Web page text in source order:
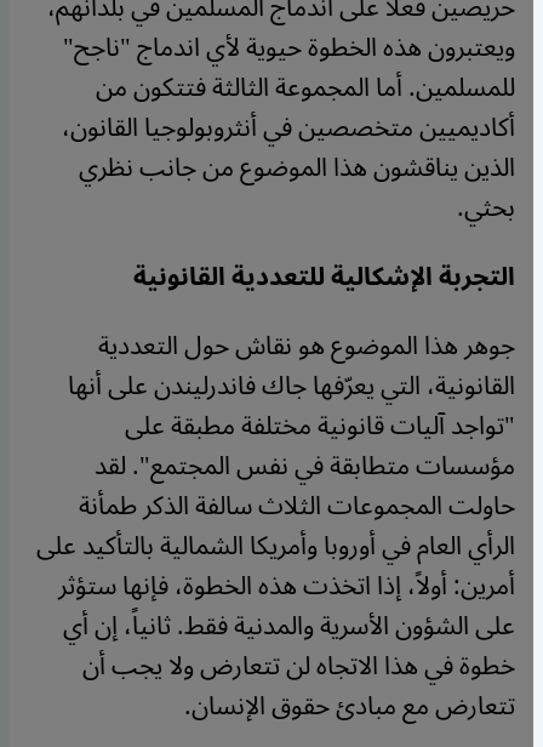
ويعتبرون هذه الخطوة حيوية لأي اندماج "ناجح"
للمسلمين. أما المجموعة الثالثة فتتكون من
أكاديميين متخصصين في أنثروبولوجيا القانون،
الذين يناقشون هذا الموضوع من جانب نظري
بحثي.
التجربة الإشكالية للتعددية القانونية
​​جوهر هذا الموضوع هو نقاش حول التعددية
القانونية، التي يعرّفها جاك فاندرليندن على أنها
"تواجد آليات قانونية مختلفة مطبقة على
مؤسسات متطابقة في نفس المجتمع". لقد
حاولت المجموعات الثلاث سالفة الذكر طمأنة
الرأي العام في أوروبا وأمريكا الشمالية بالتأكيد على
أمرين: أولاً، إذا اتخذت هذه الخطوة، فإنها ستؤثر
على الشؤون الأسرية والمدنية فقط. ثانياً، إن أي
خطوة في هذا الاتجاه لن تتعارض ولا يجب أن
تتعارض مع مبادئ حقوق الإنسان.